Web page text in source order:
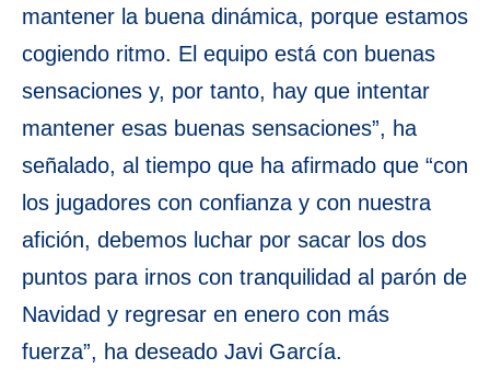
mantener la buena dinámica, porque estamos
cogiendo ritmo. El equipo está con buenas
sensaciones y, por tanto, hay que intentar
mantener esas buenas sensaciones”, ha
señalado, al tiempo que ha afirmado que “con
los jugadores con confianza y con nuestra
afición, debemos luchar por sacar los dos
puntos para irnos con tranquilidad al parón de
Navidad y regresar en enero con más
fuerza”, ha deseado Javi García.